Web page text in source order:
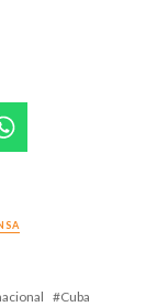
Cuba